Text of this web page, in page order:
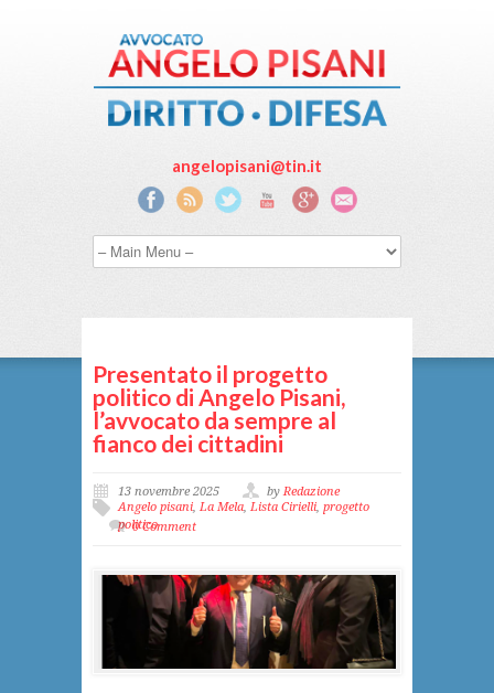
angelopisani@tin.it
Presentato il progetto
politico di Angelo Pisani,
l’avvocato da sempre al
fianco dei cittadini
13 novembre 2025 byRedazione
Angelo pisani, La Mela, Lista Cirielli, progetto
politico
0 Comment